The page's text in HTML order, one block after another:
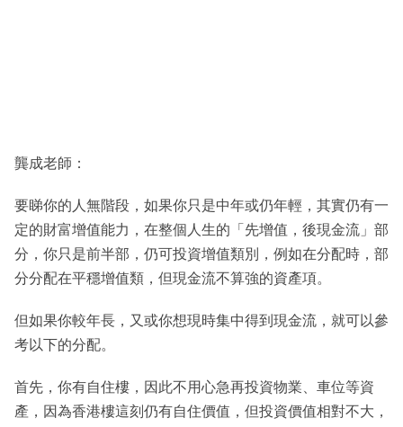
龔成老師：
要睇你的人無階段，如果你只是中年或仍年輕，其實仍有一
定的財富增值能力，在整個人生的「先增值，後現金流」部
分，你只是前半部，仍可投資增值類別，例如在分配時，部
分分配在平穩增值類，但現金流不算強的資產項。
但如果你較年長，又或你想現時集中得到現金流，就可以參
考以下的分配。
首先，你有自住樓，因此不用心急再投資物業、車位等資
產，因為香港樓這刻仍有自住價值，但投資價值相對不大，